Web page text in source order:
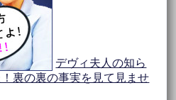
デヴィ夫人の知ら
裏の裏の事実を見て見ませ